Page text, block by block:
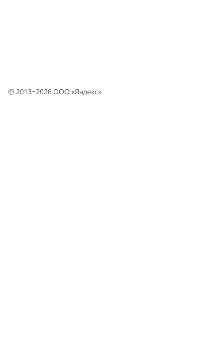
© 2013–2026 ООО «Яндекс»